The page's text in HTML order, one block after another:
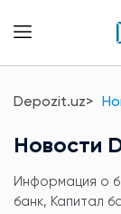
Depozit.uz
Новости
Информация о
банк, Капитал